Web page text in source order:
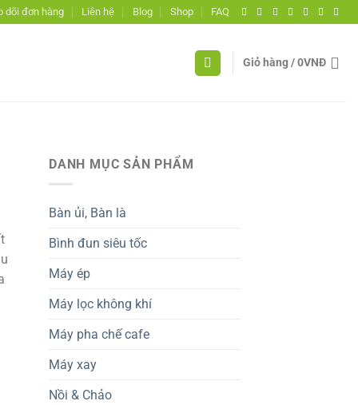
dõi đơn hàng Liên hệ Blog Shop FAQ
Giỏ hàng /0VNĐ
DANH MỤC SẢN PHẨM
Bàn ủi, Bàn là
Bình đun siêu tốc
Máy ép
Máy lọc không khí
Máy pha chế cafe
Máy xay
Nồi & Chảo